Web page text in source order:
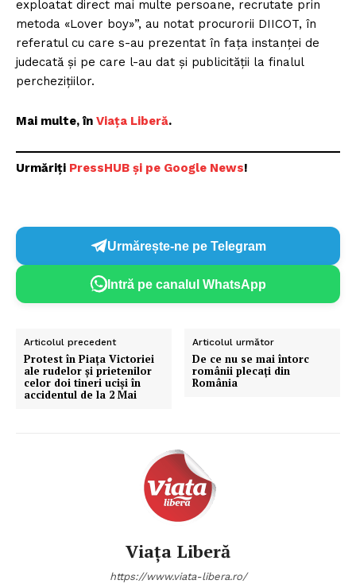
exploatat direct mai multe persoane, recrutate prin
metoda «Lover boy»”, au notat procurorii DIICOT, în
referatul cu care s-au prezentat în fața instanței de
judecată și pe care l-au dat și publicității la finalul
perchezițiilor.
Mai multe, în Viața Liberă.
Urmăriți PressHUB și pe Google News!
Urmărește-ne pe Telegram
Intră pe canalul WhatsApp
Articolul precedent
Protest în Piața Victoriei
ale rudelor şi prietenilor
celor doi tineri uciși în
accidentul de la 2 Mai
Articolul următor
De ce nu se mai întorc
românii plecați din
România
Viața Liberă
https://www.viata-libera.ro/